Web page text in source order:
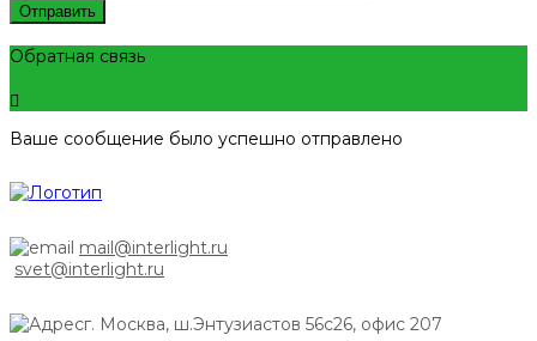
Отправить
Обратная связь
Ваше сообщение было успешно отправлено
mail@interlight.ru
svet@interlight.ru
г. Москва, ш.Энтузиастов 56с26, офис 207